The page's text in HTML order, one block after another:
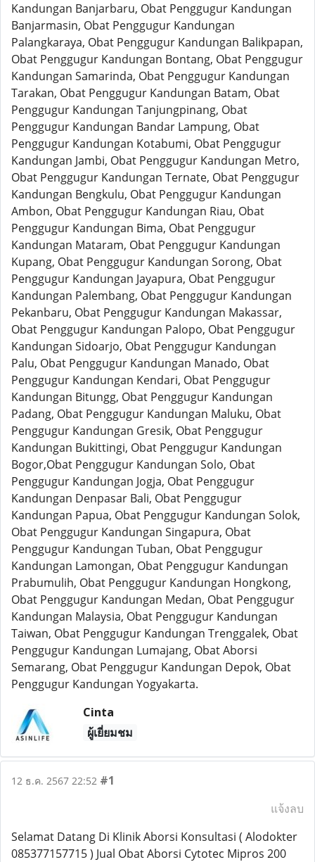
Kandungan Banjarbaru, Obat Penggugur Kandungan
Banjarmasin, Obat Penggugur Kandungan
Palangkaraya, Obat Penggugur Kandungan Balikpapan,
Obat Penggugur Kandungan Bontang, Obat Penggugur
Kandungan Samarinda, Obat Penggugur Kandungan
Tarakan, Obat Penggugur Kandungan Batam, Obat
Penggugur Kandungan Tanjungpinang, Obat
Penggugur Kandungan Bandar Lampung, Obat
Penggugur Kandungan Kotabumi, Obat Penggugur
Kandungan Jambi, Obat Penggugur Kandungan Metro,
Obat Penggugur Kandungan Ternate, Obat Penggugur
Kandungan Bengkulu, Obat Penggugur Kandungan
Ambon, Obat Penggugur Kandungan Riau, Obat
Penggugur Kandungan Bima, Obat Penggugur
Kandungan Mataram, Obat Penggugur Kandungan
Kupang, Obat Penggugur Kandungan Sorong, Obat
Penggugur Kandungan Jayapura, Obat Penggugur
Kandungan Palembang, Obat Penggugur Kandungan
Pekanbaru, Obat Penggugur Kandungan Makassar,
Obat Penggugur Kandungan Palopo, Obat Penggugur
Kandungan Sidoarjo, Obat Penggugur Kandungan
Palu, Obat Penggugur Kandungan Manado, Obat
Penggugur Kandungan Kendari, Obat Penggugur
Kandungan Bitungg, Obat Penggugur Kandungan
Padang, Obat Penggugur Kandungan Maluku, Obat
Penggugur Kandungan Gresik, Obat Penggugur
Kandungan Bukittingi, Obat Penggugur Kandungan
Bogor,Obat Penggugur Kandungan Solo, Obat
Penggugur Kandungan Jogja, Obat Penggugur
Kandungan Denpasar Bali, Obat Penggugur
Kandungan Papua, Obat Penggugur Kandungan Solok,
Obat Penggugur Kandungan Singapura, Obat
Penggugur Kandungan Tuban, Obat Penggugur
Kandungan Lamongan, Obat Penggugur Kandungan
Prabumulih, Obat Penggugur Kandungan Hongkong,
Obat Penggugur Kandungan Medan, Obat Penggugur
Kandungan Malaysia, Obat Penggugur Kandungan
Taiwan, Obat Penggugur Kandungan Trenggalek, Obat
Penggugur Kandungan Lumajang, Obat Aborsi
Semarang, Obat Penggugur Kandungan Depok, Obat
Penggugur Kandungan Yogyakarta.
Cinta
ผู้เยี่ยมชม
12 ธ.ค. 2567 22:52 #1
แจ้งลบ
Selamat Datang Di Klinik Aborsi Konsultasi ( Alodokter
085377157715 ) Jual Obat Aborsi Cytotec Mipros 200